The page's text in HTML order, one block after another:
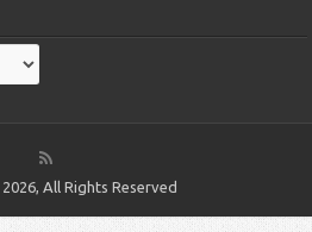
All Rights Reserved